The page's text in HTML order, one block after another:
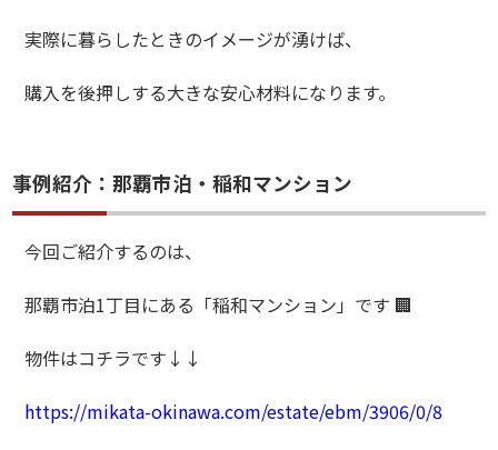
実際に暮らしたときのイメージが湧けば、
購入を後押しする大きな安心材料になります。
事例紹介：那覇市泊・稲和マンション
今回ご紹介するのは、
那覇市泊1丁目にある「稲和マンション」です 🏢
物件はコチラです↓↓
https://mikata-okinawa.com/estate/ebm/3906/0/8